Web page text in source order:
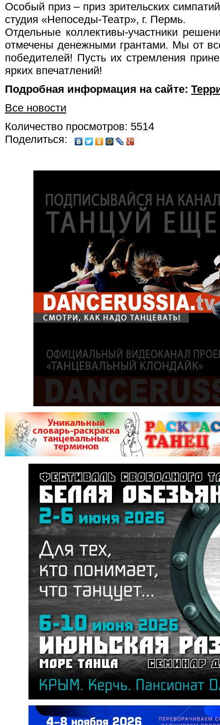
Особый приз – приз зрительских
студия «Непоседы-Театр», г. Пермь.
Отдельные коллективы-участники
отмечены денежными грантами. Мы от
победителей! Пусть их стремления
ярких впечатлений!
Подробная информация на сайте:
Все новости
Количество просмотров: 5514
Поделиться: